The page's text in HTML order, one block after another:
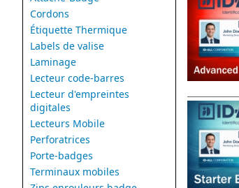
Cordons
Étiquette Thermique
Labels de valise
Laminage
Lecteur code-barres
Lecteur d'empreintes
digitales
Lecteurs Mobile
Perforatrices
Porte-badges
Terminaux mobiles